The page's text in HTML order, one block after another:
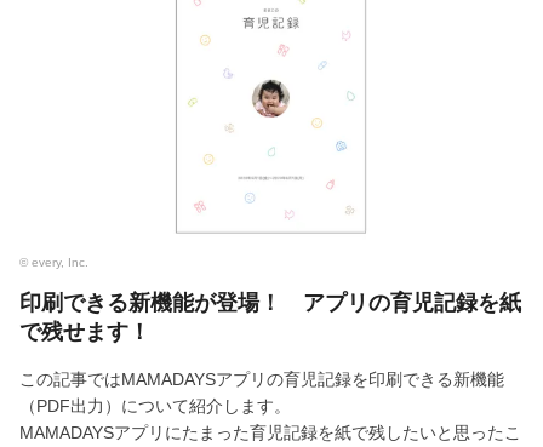
© every, Inc.
印刷できる新機能が登場！ アプリの育児記録を紙
で残せます！
この記事ではMAMADAYSアプリの育児記録を印刷できる新機能
（PDF出力）について紹介します。
MAMADAYSアプリにたまった育児記録を紙で残したいと思ったこ